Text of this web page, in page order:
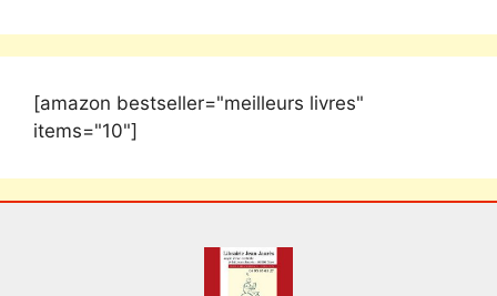
[amazon bestseller="meilleurs livres"
items="10"]